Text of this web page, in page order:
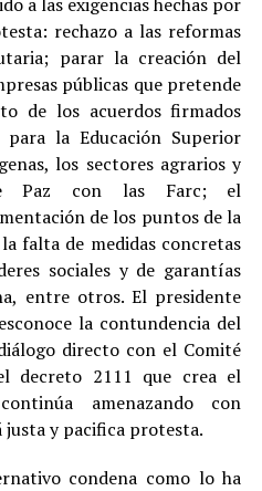
rechazo a las reformas
parar la creación del
públicas que pretende
de los acuerdos firmados
la Educación Superior
los sectores agrarios y
Paz con las Farc; el
de los puntos de la
falta de medidas concretas
sociales y de garantías
entre otros. El presidente
la contundencia del
directo con el Comité
decreto 2111 que crea el
amenazando con
y pacifica protesta.
condena como lo ha